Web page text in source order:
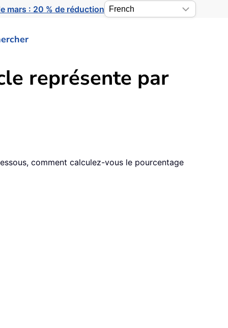
mars : 20 % de réduction
représente par
comment calculez-vous le pourcentage